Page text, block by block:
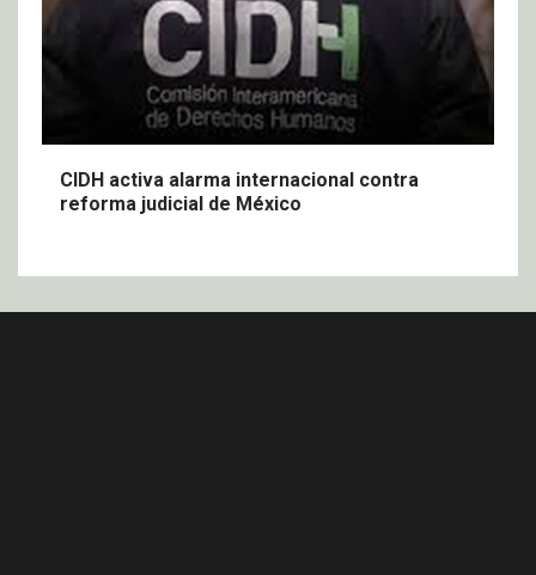
CIDH activa alarma internacional contra
reforma judicial de México